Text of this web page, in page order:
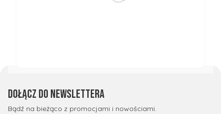
Dołącz do newslettera
Bądź na bieżąco z promocjami i nowościami.